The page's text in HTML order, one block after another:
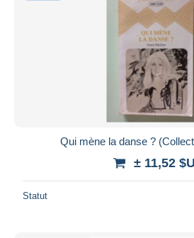
Qui mène la danse ?
± 11,52
Statut